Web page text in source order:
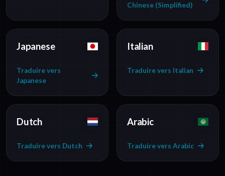
Chinese (Simplified)
Japanese
Traduire vers
Japanese
Italian
Traduire vers Italian
Dutch
Traduire vers Dutch
Arabic
Traduire vers Arabic